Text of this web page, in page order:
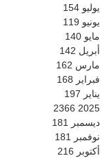
يوليو 154
يونيو 119
مايو 140
أبريل 142
مارس 162
فبراير 168
يناير 197
2025
2366
ديسمبر 181
نوفمبر 181
أكتوبر 216